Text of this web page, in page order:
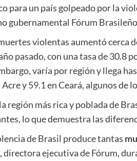
para un país golpeado por la
gubernamental Fórum
violentas aumentó cerca
pasado, con una tasa de 30.8
varía por región y llega
y 59.1 en Ceará, algunos
región más rica y poblada de
lo que demuestra las
de Brasil produce tantas
directora ejecutiva de Fórum,